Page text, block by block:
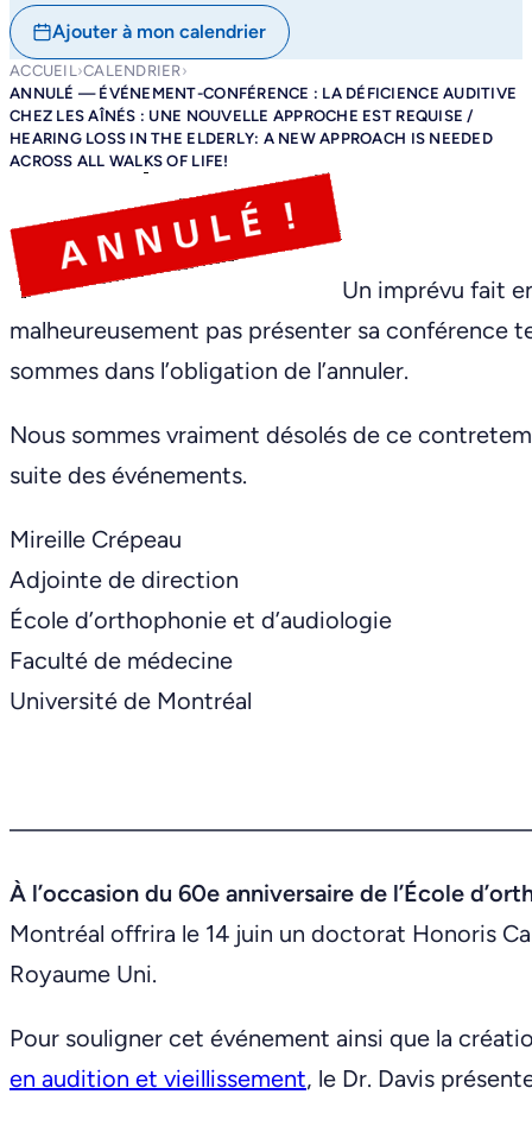
Ajouter à mon calendrier
ACCUEIL ›CALENDRIER›
ANNULÉ — ÉVÉNEMENT-CONFÉRENCE : LA DÉFICIENCE AUDITIVE
CHEZ LES AÎNÉS : UNE NOUVELLE APPROCHE EST REQUISE /
HEARING LOSS IN THE ELDERLY: A NEW APPROACH IS NEEDED
ACROSS ALL WALKS OF LIFE!
Un imprévu fait
malheureusement pas présenter sa conférence
sommes dans l’obligation de l’annuler.
Nous sommes vraiment désolés de ce
suite des événements.
Mireille Crépeau
Adjointe de direction
École d’orthophonie et d’audiologie
Faculté de médecine
Université de Montréal
À l’occasion du 60e anniversaire de l’École
Montréal offrira le 14 juin un doctorat Honoris
Royaume Uni.
Pour souligner cet événement ainsi que la
en audition et vieillissement, le Dr. Davis